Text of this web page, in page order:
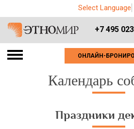
Select Language
+7 495
ОНЛАЙН-
Календарь
Праздники